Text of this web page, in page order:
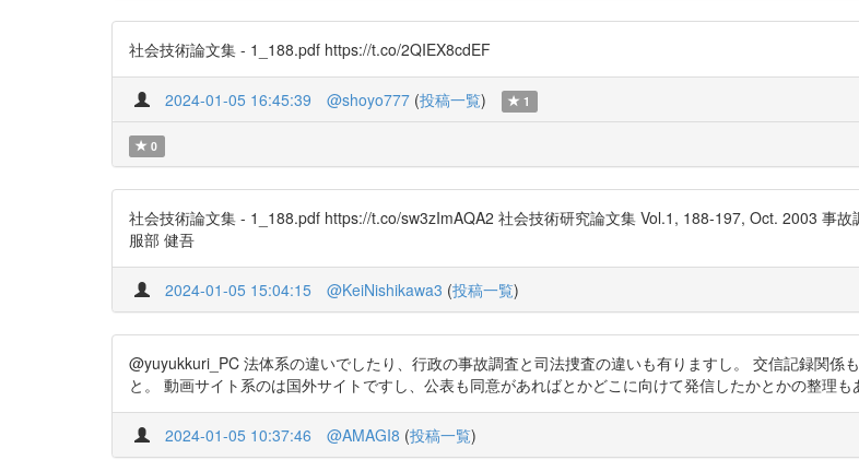
社会技術論文集 - 1_188.pdf https://t.co/2QIEX8cdEF
2024-01-05 16:45:39 @shoyo777 (投稿一覧) 1
0
社会技術論文集 - 1_188.pdf https://t.co/sw3zImAQA2 社会技術研究論文集 Vol.1, 188-197, Oct. 2003 事
服部 健吾
2024-01-05 15:04:15 @KeiNishikawa3 (投稿一覧)
@yuyukkuri_PC 法体系の違いでしたり、行政の事故調査と司法捜査の違いも有りますし。 交信記録関
と。 動画サイト系のは国外サイトですし、公表も同意があればとかどこに向けて発信したかとかの整理
2024-01-05 10:37:46 @AMAGI8 (投稿一覧)